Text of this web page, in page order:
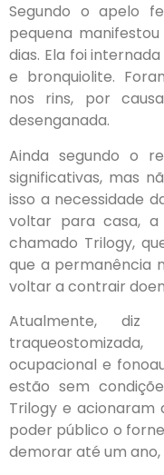
Segundo o apelo
pequena
dias. Ela foi
e bronquiolite.
nos rins, por
desenganada.
Ainda segundo o
significativas, mas
isso a necessidade
voltar para casa,
chamado Trilogy,
que a permanência
voltar a contrair
Atualmente,
ocupacional e
estão sem
Trilogy e acionaram
poder público o
demorar até um ano,